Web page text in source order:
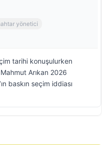
yönetici
tarihi konuşulurken
Arıkan 2026
baskın seçim iddiası